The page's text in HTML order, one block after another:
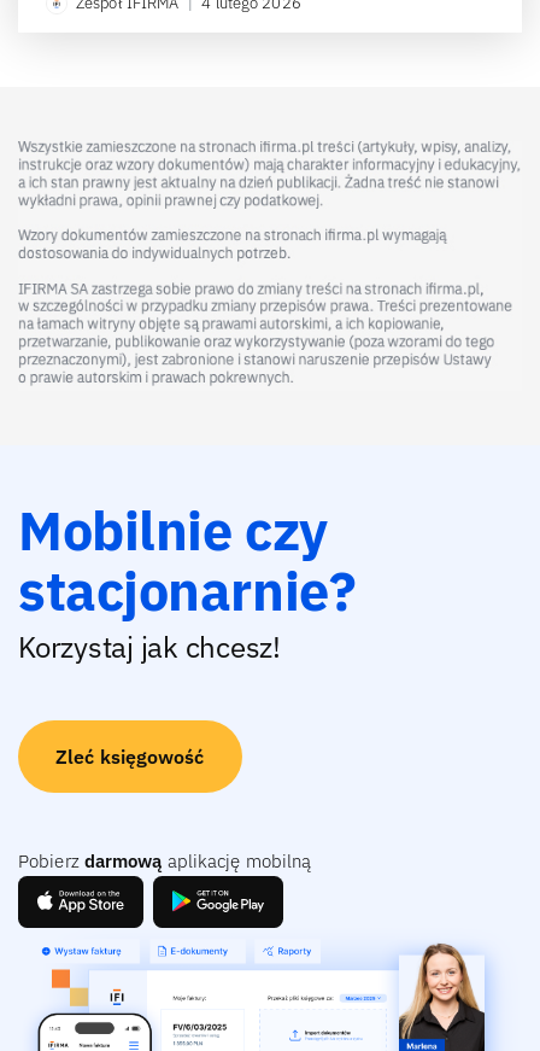
Mobilnie czy
stacjonarnie?
Korzystaj jak chcesz!
Zleć księgowość
Pobierz darmową aplikację mobilną